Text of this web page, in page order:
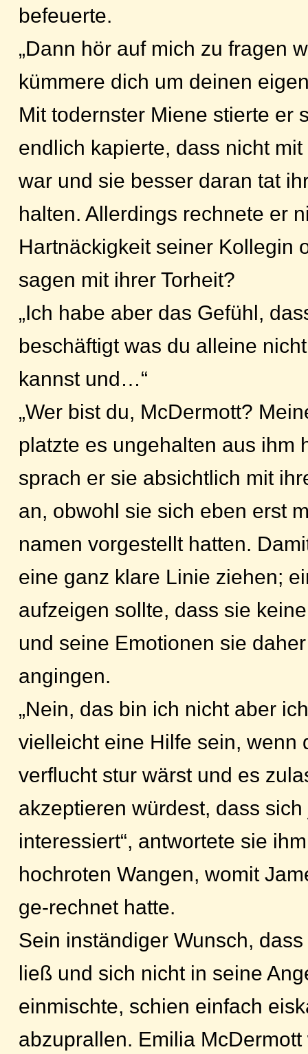
befeuerte.
„Dann hör auf mich zu fragen
kümmere dich um deinen
Mit todernster Miene stierte er
endlich kapierte, dass nicht
war und sie besser daran tat
halten. Allerdings rechnete er
Hartnäckigkeit seiner Kollegin
sagen mit ihrer Torheit?
„Ich habe aber das Gefühl,
beschäftigt was du alleine
kannst und…“
„Wer bist du, McDermott?
platzte es ungehalten aus ihm
sprach er sie absichtlich mit
an, obwohl sie sich eben erst
namen vorgestellt hatten.
eine ganz klare Linie ziehen;
aufzeigen sollte, dass sie
und seine Emotionen sie
angingen.
„Nein, das bin ich nicht aber
vielleicht eine Hilfe sein, wenn
verflucht stur wärst und es
akzeptieren würdest, dass
interessiert“, antwortete sie
hochroten Wangen, womit
ge-rechnet hatte.
Sein inständiger Wunsch,
ließ und sich nicht in seine
einmischte, schien einfach
abzuprallen. Emilia McDermott